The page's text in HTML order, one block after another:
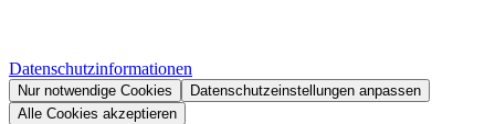
Datenschutzinformationen
Nur notwendige Cookies
Datenschutzeinstellungen anpassen
Alle Cookies akzeptieren